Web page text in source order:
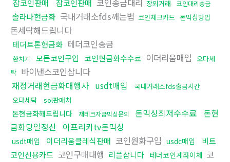
잡코인판매
잡코인판매 코인송금대리 장외거래 코인대리송금
솔라나현금화 국내거래소fds깨는법 코인체크카드 돈믹싱방법
돈세탁해드립니다
테더트론현금화 테더코인송금
환치기 모든코인구입 코인현금화수수료 이더리움매입
오다세
탁 바이낸스코인삽니다
재정거래현금화대행사 usdt매입
국내거래소fds출금시간
오다세탁
sol판매처
돈현금화해드립니다 재테크자금믹싱문의 돈믹싱최저수수료 돈현
금화당일정산 아프리카tv돈믹싱
usdt매입 이더리움클레식판매 코인원화구입 usdc매입
비트
코인신용카드 코인구매대행 리플삽니다 테더코인계좌이체 코